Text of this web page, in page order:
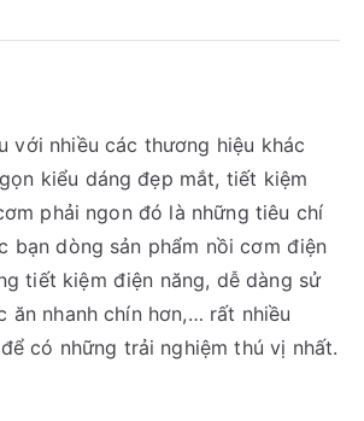
với nhiều các thương hiệu khác
kiểu dáng đẹp mắt, tiết kiệm
phải ngon đó là những tiêu chí
dòng sản phẩm nồi cơm điện
tiết kiệm điện năng, dễ dàng sử
nhanh chín hơn,… rất nhiều
có những trải nghiệm thú vị nhất.